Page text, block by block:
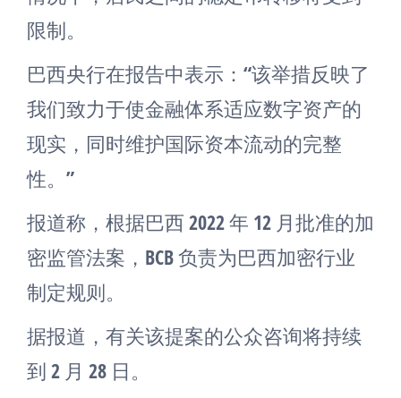
限制。
巴西央行在报告中表示：“该举措反映了
我们致力于使金融体系适应数字资产的
现实，同时维护国际资本流动的完整
性。”
报道称，根据巴西 2022 年 12 月批准的加
密监管法案，BCB 负责为巴西加密行业
制定规则。
据报道，有关该提案的公众咨询将持续
到 2 月 28 日。